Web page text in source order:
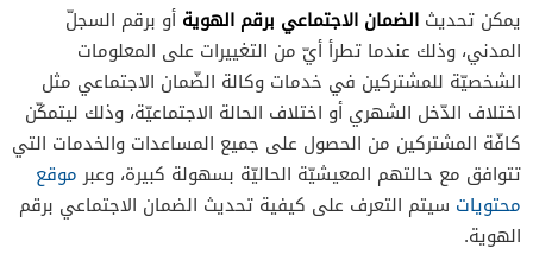
تحديث الضمان الاجتماعي برقم الهوية
تحديث الضمان الاجتماعي بالسجل المدني
يمكن تحديث الضمان الاجتماعي برقم الهوية أو برقم السجلّ
المدني، وذلك عندما تطرأ أيّ من التغييرات على المعلومات
الشخصيّة للمشتركين في خدمات وكالة الضّمان الاجتماعي مثل
اختلاف الدّخل الشهري أو اختلاف الحالة الاجتماعيّة، وذلك ليتمكّن
كافّة المشتركين من الحصول على جميع المساعدات والخدمات التي
تتوافق مع حالتهم المعيشيّة الحاليّة بسهولة كبيرة، وعبرموقع
محتويات سيتم التعرف على كيفية تحديث الضمان الاجتماعي برقم
الهوية.